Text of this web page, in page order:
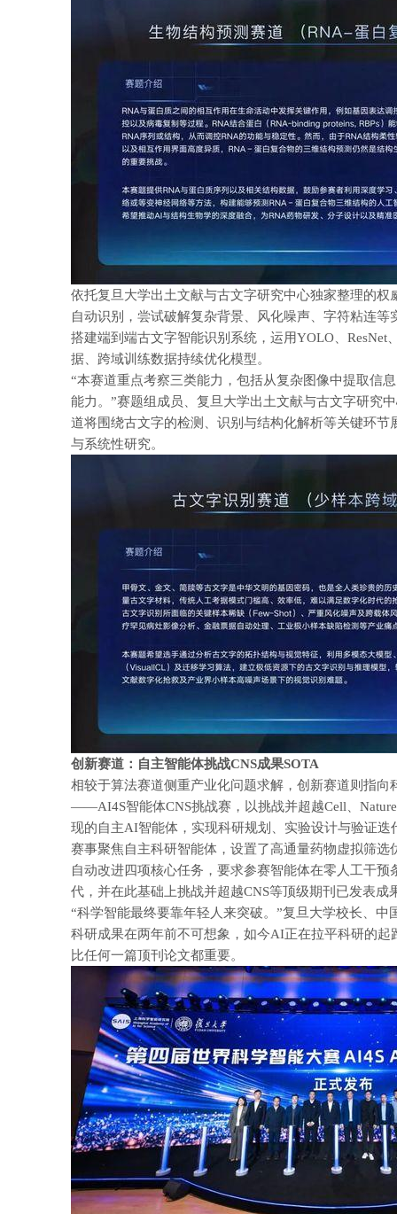
依托复旦大学出土文献与古文字研究中心独家整理的
自动识别，尝试破解复杂背景、风化噪声、字符粘连
搭建端到端古文字智能识别系统，运用YOLO、
据、跨域训练数据持续优化模型。
“本赛道重点考察三类能力，包括从复杂图像中提取信
能力。”赛题组成员、复旦大学出土文献与古文字研究
道将围绕古文字的检测、识别与结构化解析等关键环
与系统性研究。
创新赛道：自主智能体挑战CNS成果SOTA
相较于算法赛道侧重产业化问题求解，创新赛道则指
——AI4S智能体CNS挑战赛，以挑战并超越Cell、
现的自主AI智能体，实现科研规划、实验设计与验证迭
赛事聚焦自主科研智能体，设置了高通量药物虚拟筛
自动改进四项核心任务，要求参赛智能体在零人工干
代，并在此基础上挑战并超越CNS等顶级期刊已发表
“科学智能最终要靠年轻人来突破。”复旦大学校长、
科研成果在两年前不可想象，如今AI正在拉平科研的
比任何一篇顶刊论文都重要。